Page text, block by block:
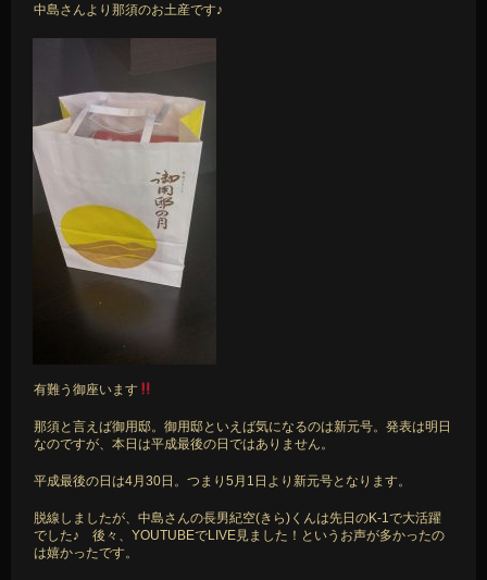
中島さんより那須のお土産です♪
有難う御座います
那須と言えば御用邸。御用邸といえば気になるのは新元号。発表は明日
なのですが、本日は平成最後の日ではありません。
平成最後の日は4月30日。つまり5月1日より新元号となります。
脱線しましたが、中島さんの長男紀空(きら)くんは先日のK-1で大活躍
でした♪ 後々、YOUTUBEでLIVE見ました！というお声が多かったの
は嬉かったです。